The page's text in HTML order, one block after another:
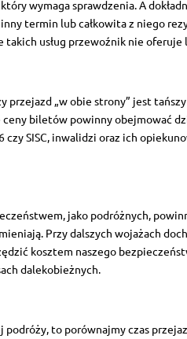
wymaga sprawdzenia. A
termin lub całkowita z niego
takich usług przewoźnik nie
przejazd „w obie strony” jest
biletów powinny obejmować
czy SISC, inwalidzi oraz ich
jako podróżnych,
Przy dalszych wojażach
kosztem naszego
dalekobieżnych.
podróży, to porównajmy czas